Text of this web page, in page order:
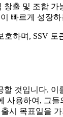
출 및 조합
빠르게 성장
하며, SSV
것입니다.
용하여, 그
시 목표일을